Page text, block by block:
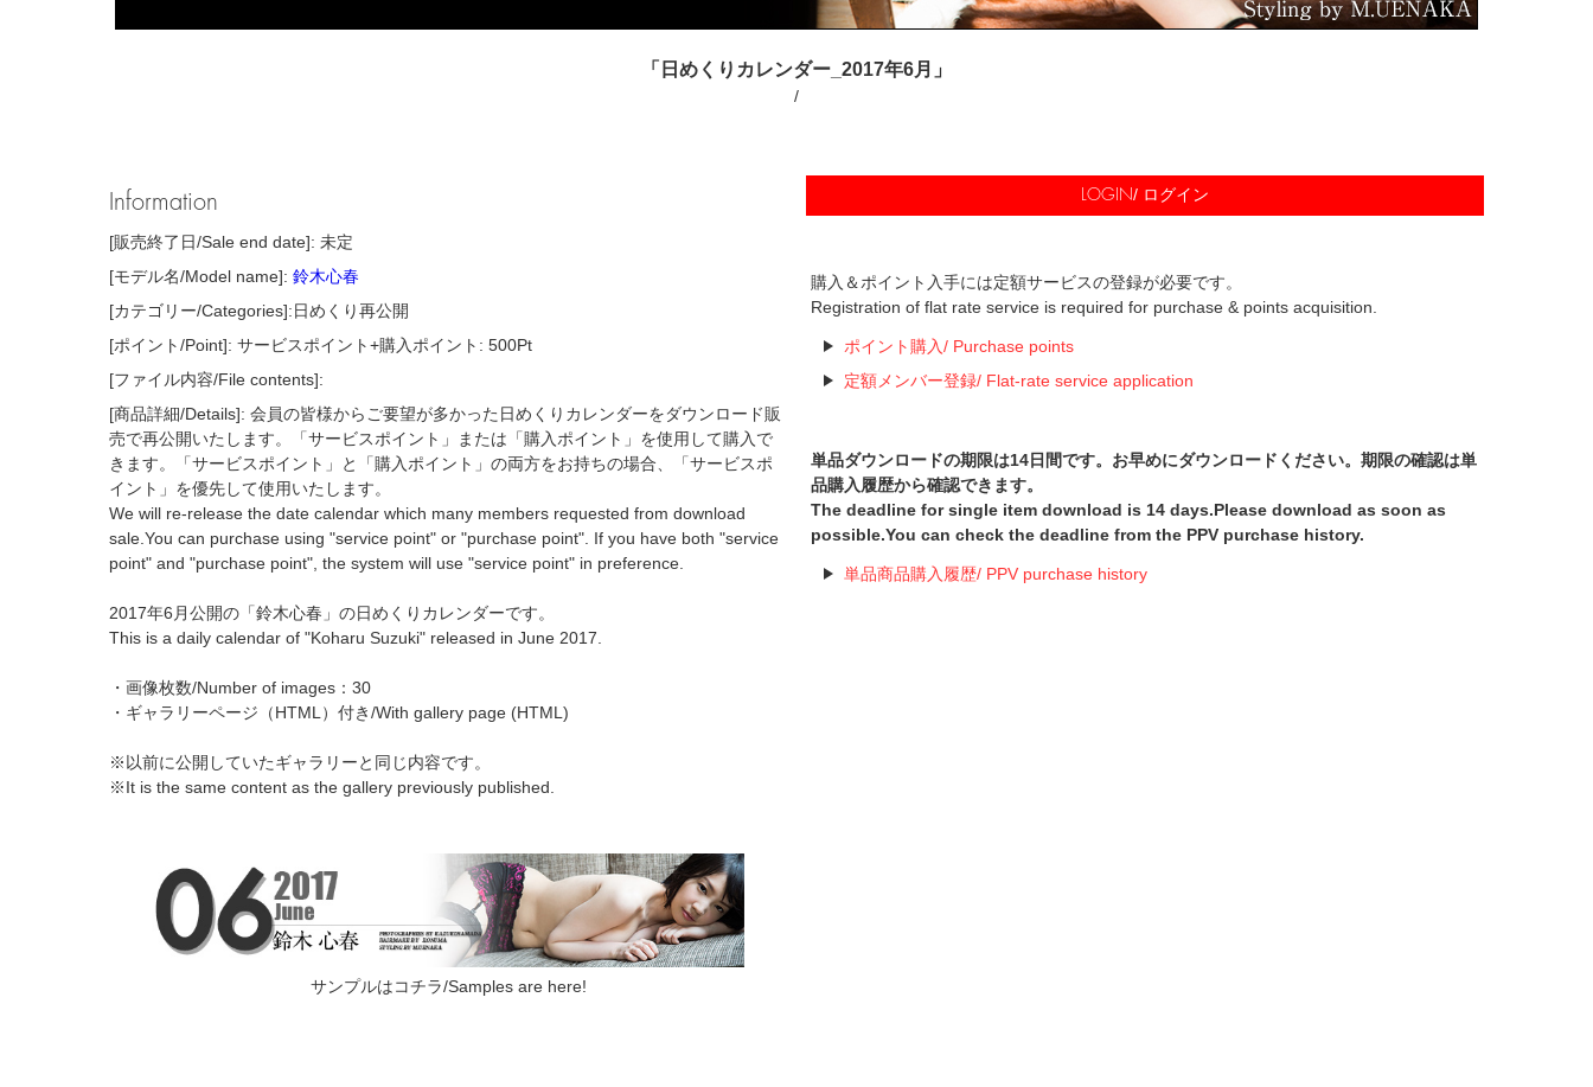
「日めくりカレンダー_2017年6月」
/
Information
[販売終了日/Sale end date]: 未定
[モデル名/Model name]: 鈴木心春
[カテゴリー/Categories]:日めくり再公開
[ポイント/Point]: サービスポイント+購入ポイント: 500Pt
[ファイル内容/File contents]:
[商品詳細/Details]: 会員の皆様からご要望が多かった日めくりカレンダーをダウンロード販
売で再公開いたします。「サービスポイント」または「購入ポイント」を使用して購入で
きます。「サービスポイント」と「購入ポイント」の両方をお持ちの場合、「サービスポ
イント」を優先して使用いたします。
We will re-release the date calendar which many members requested from download
sale.You can purchase using "service point" or "purchase point". If you have both "service
point" and "purchase point", the system will use "service point" in preference.
2017年6月公開の「鈴木心春」の日めくりカレンダーです。
This is a daily calendar of "Koharu Suzuki" released in June 2017.
・画像枚数/Number of images：30
・ギャラリーページ（HTML）付き/With gallery page (HTML)
※以前に公開していたギャラリーと同じ内容です。
※It is the same content as the gallery previously published.
サンプルはコチラ/Samples are here!
LOGIN/ ログイン
購入＆ポイント入手には定額サービスの登録が必要です。
Registration of flat rate service is required for purchase & points acquisition.
ポイント購入/ Purchase points
定額メンバー登録/ Flat-rate service application
単品ダウンロードの期限は14日間です。お早めにダウンロードください。期限の確認は単
品購入履歴から確認できます。
The deadline for single item download is 14 days.Please download as soon as
possible.You can check the deadline from the PPV purchase history.
単品商品購入履歴/ PPV purchase history